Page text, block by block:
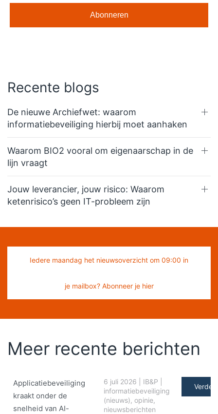
Recente blogs
De nieuwe Archiefwet: waarom
informatiebeveiliging hierbij moet aanhaken
Waarom BIO2 vooral om eigenaarschap in de
lijn vraagt
Jouw leverancier, jouw risico: Waarom
ketenrisico’s geen IT-probleem zijn
Iedere maandag het nieuwsoverzicht om 09:00 in
je mailbox? Abonneer je hier
Meer recente berichten
Applicatiebeveiliging
kraakt onder de
snelheid van AI-
6 juli 2026 IB&P
informatiebeveiliging
(nieuws), opinie,
nieuwsberichten
Verder